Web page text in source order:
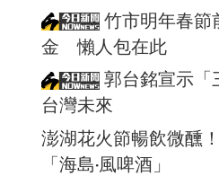
竹市明年春節
金 懶人包在此
郭台銘宣示「
台灣未來
澎湖花火節暢飲微醺
「海島‧風啤酒」